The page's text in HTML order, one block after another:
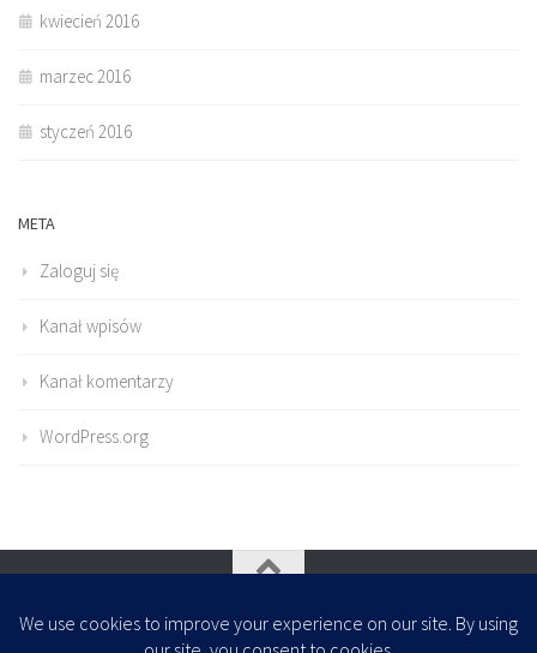
kwiecień 2016
marzec 2016
styczeń 2016
META
Zaloguj się
Kanał wpisów
Kanał komentarzy
WordPress.org